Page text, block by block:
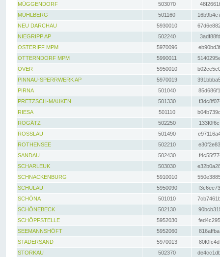
MÜGGENDORF
503070
MÜHLBERG
501160
NEU DARCHAU
5930010
NIEGRIPP AP
502240
OSTERIFF MPM
5970096
OTTERNDORF MPM
5990011
OVER
5950010
PINNAU-SPERRWERK AP
5970019
PIRNA
501040
PRETZSCH-MAUKEN
501330
RIESA
501110
ROGÄTZ
502250
ROSSLAU
501490
ROTHENSEE
502210
SANDAU
502430
SCHARLEUK
503030
SCHNACKENBURG
5910010
SCHULAU
5950090
SCHÖNA
501010
SCHÖNEBECK
502130
SCHÖPFSTELLE
5952030
SEEMANNSHÖFT
5952060
STADERSAND
5970013
STORKAU
502370